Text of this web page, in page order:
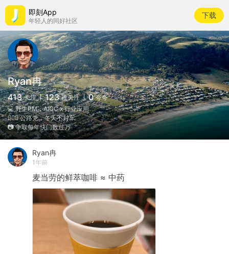
即刻App
年轻人的同好社区
下载
Ryan冉
413 关注 123 被关注 0 夸夸
💻 野生PM，AIGC x 行业应用
🚴🏻‍♂️ 公路党，冬天不封车
📷 争取每年快门数过万
Ryan冉
1年前
麦当劳的鲜萃咖啡 ≈ 中药